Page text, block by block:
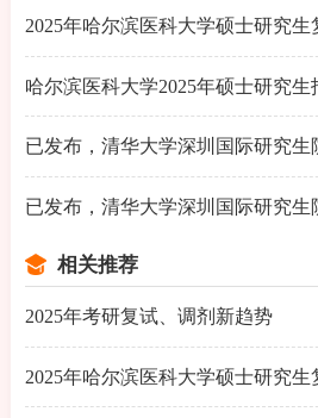
相关推荐
2025年考研复试、调剂新趋势